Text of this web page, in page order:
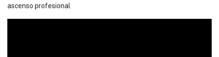
ascenso profesional.